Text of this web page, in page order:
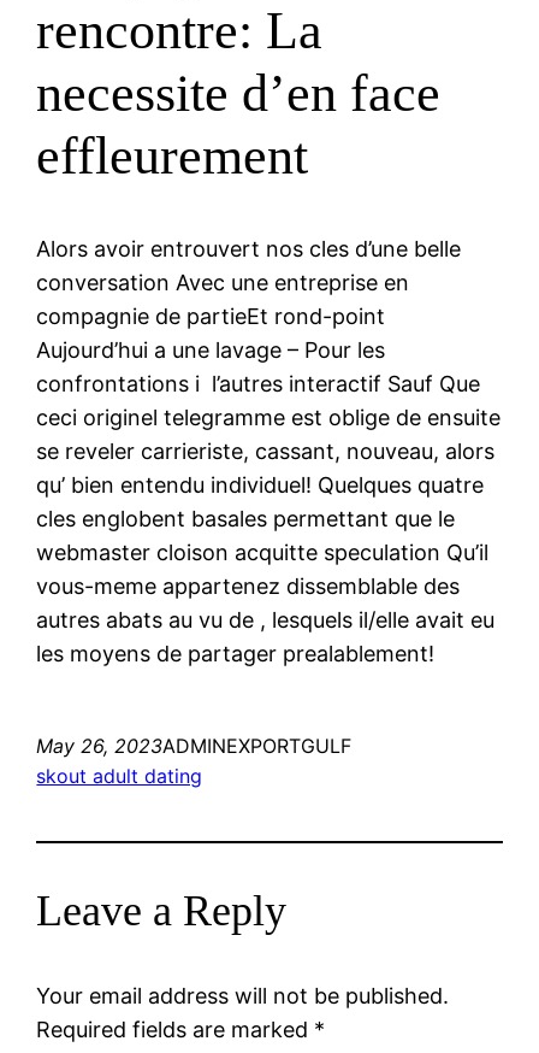
rencontre: La
necessite d’en face
effleurement
Alors avoir entrouvert nos cles d’une belle
conversation Avec une entreprise en
compagnie de partieEt rond-point
Aujourd’hui a une lavage – Pour les
confrontations i l’autres interactif Sauf Que
ceci originel telegramme est oblige de ensuite
se reveler carrieriste, cassant, nouveau, alors
qu’ bien entendu individuel! Quelques quatre
cles englobent basales permettant que le
webmaster cloison acquitte speculation Qu’il
vous-meme appartenez dissemblable des
autres abats au vu de , lesquels il/elle avait eu
les moyens de partager prealablement!
May 26, 2023ADMINEXPORTGULF
skout adult dating
Leave a Reply
Your email address will not be published.
Required fields are marked *